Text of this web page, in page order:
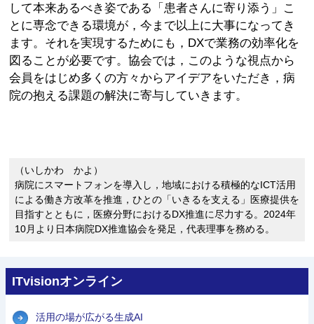
して本来あるべき姿である「患者さんに寄り添う」こ
とに専念できる環境が，今まで以上に大事になってき
ます。それを実現するためにも，DXで業務の効率化を
図ることが必要です。協会では，このような視点から
会員をはじめ多くの方々からアイデアをいただき，病
院の抱える課題の解決に寄与していきます。
（いしかわ かよ）
病院にスマートフォンを導入し，地域における積極的なICT活用
による働き方改革を推進，ひとの「いきるを支える」医療提供を
目指すとともに，医療分野におけるDX推進に尽力する。2024年
10月より日本病院DX推進協会を発足，代表理事を務める。
ITvisionオンライン
活用の場が広がる生成AI